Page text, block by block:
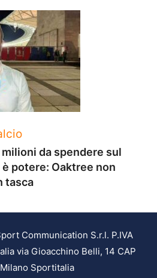
milioni da spendere sul
potere: Oaktree non
tasca
Communication S.r.l. P.IVA
via Gioacchino Belli, 14 CAP
Sportitalia